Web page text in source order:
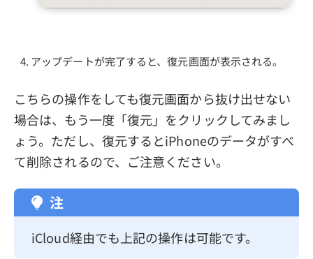
アップデートが完了すると、復元画面が表示される。
こちらの操作をしても復元画面から抜け出せない
場合は、もう一度「復元」をクリックしてみまし
ょう。ただし、復元するとiPhoneのデータがすべ
て削除されるので、ご注意ください。
注
iCloud経由でも上記の操作は可能です。